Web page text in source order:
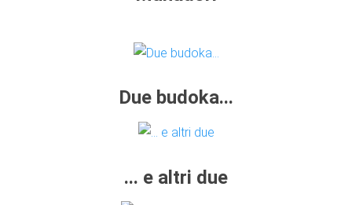
Due budoka...
... e altri due